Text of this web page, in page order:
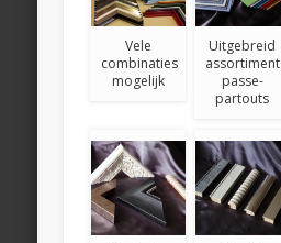
Vele
combinaties
mogelijk
Uitgebreid
assortiment
passe-
partouts